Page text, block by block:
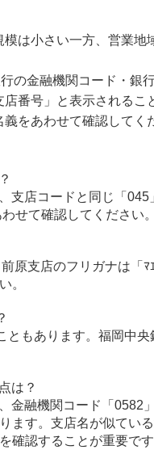
は小さい一方、営業地
の金融機関コード・銀
番号」と表示されるこ
をあわせて確認してく
支店コードと同じ「
せて確認してください。
原支店のフリガナは「
。
もあります。福岡中
は？
金融機関コード「0582
ます。支店名が似てい
確認することが重要です